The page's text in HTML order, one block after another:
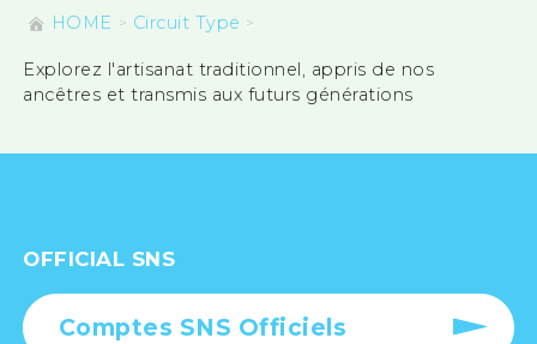
HOME Circuit Type
Explorez l'artisanat traditionnel, appris de nos
ancêtres et transmis aux futurs générations
OFFICIAL SNS
Comptes SNS Officiels